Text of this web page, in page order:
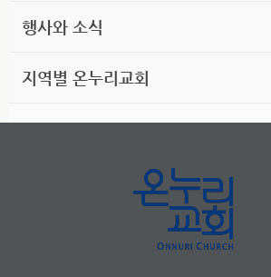
행사와 소식
지역별 온누리교회